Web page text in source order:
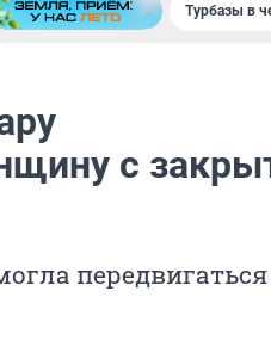
Турбазы в
с
передвигаться